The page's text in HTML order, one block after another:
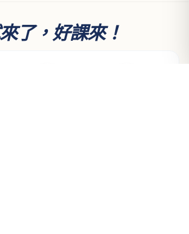
了，好課來！